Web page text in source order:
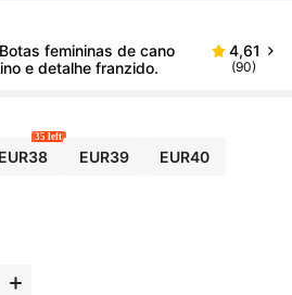
femininas de cano
e detalhe franzido.
4,61
(90)
EUR38
35 left
EUR39 EUR40